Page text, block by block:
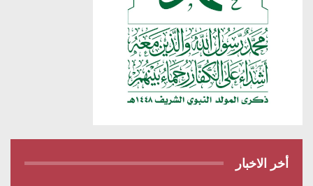
أخر الاخبار